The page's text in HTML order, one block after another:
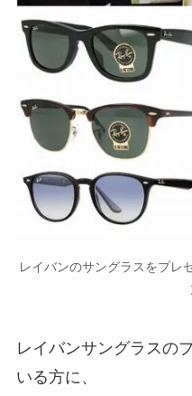
レイバンのサングラスをプレ
レイバンサングラスの
いる方に、